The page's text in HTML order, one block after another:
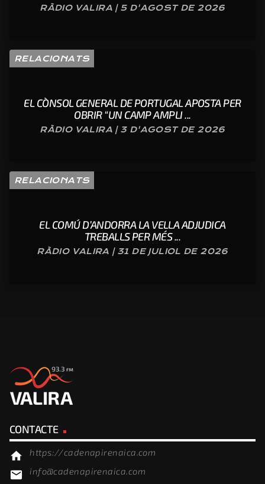
RÀDIO VALIRA | 5 D'AGOST DE 2026
RELACIONATS
EL CÒNSOL GENERAL DE PORTUGAL APOSTA PER
OBRIR “UN CAMP AMPLI ...
RÀDIO VALIRA | 3 D'AGOST DE 2026
RELACIONATS
EL COMÚ D’ANDORRA LA VELLA ADJUDICA
TREBALLS PER MÉS ...
RÀDIO VALIRA | 31 DE JULIOL DE 2026
CONTACTE
home https://cadenapirenaica.com
email info@cadenapirenaica.com